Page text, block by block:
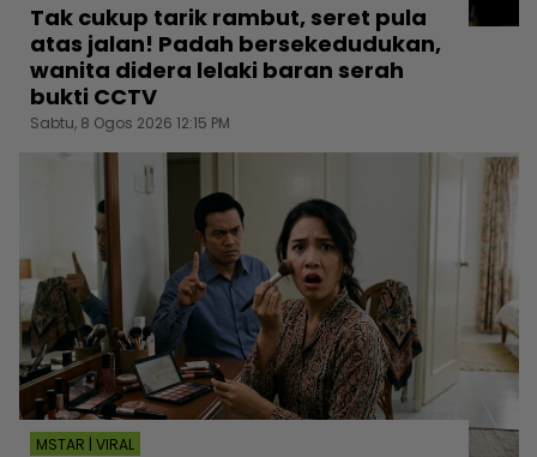
Tak cukup tarik rambut, seret pula
atas jalan! Padah bersekedudukan,
wanita didera lelaki baran serah
bukti CCTV
Sabtu, 8 Ogos 2026 12:15 PM
MSTAR | VIRAL